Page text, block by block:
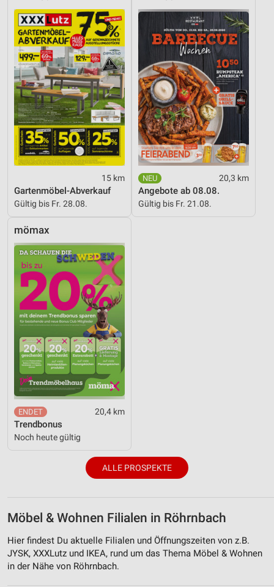
15 km
Gartenmöbel-Abverkauf
Gültig bis Fr. 28.08.
20,3 km
Angebote ab 08.08.
Gültig bis Fr. 21.08.
mömax
20,4 km
Trendbonus
Noch heute gültig
ALLE PROSPEKTE
Möbel & Wohnen Filialen in Röhrnbach
Hier findest Du aktuelle Filialen und Öffnungszeiten von z.B.
JYSK, XXXLutz und IKEA, rund um das Thema Möbel & Wohnen
in der Nähe von Röhrnbach.